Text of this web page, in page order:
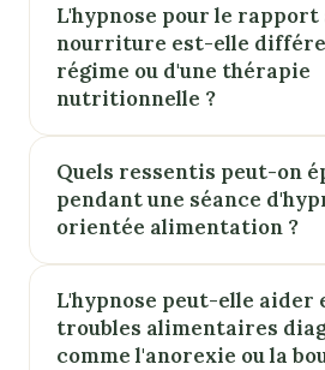
L'hypnose pour le rapport
nourriture est-elle
régime ou d'une thérapie
nutritionnelle ?
Quels ressentis peut-on
pendant une séance
orientée alimentation ?
L'hypnose peut-elle aider
troubles alimentaires
comme l'anorexie ou la